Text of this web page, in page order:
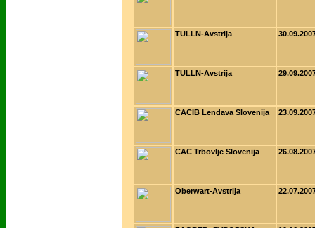
TULLN-Avstrija
TULLN-Avstrija
CACIB Lendava Slovenija
CAC Trbovlje Slovenija
Oberwart-Avstrija